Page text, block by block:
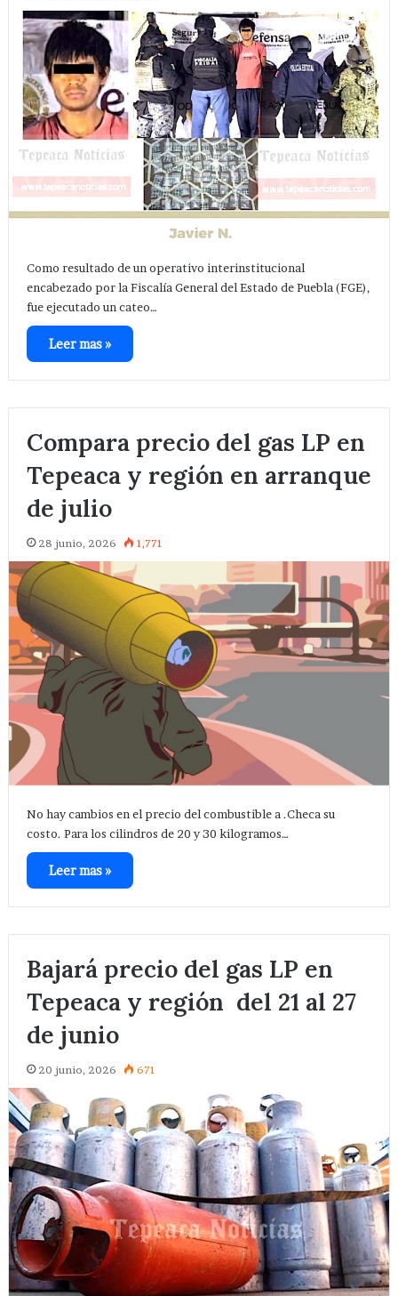
Como resultado de un operativo interinstitucional
encabezado por la Fiscalía General del Estado de Puebla (FGE),
fue ejecutado un cateo…
Leer mas »
Compara precio del gas LP en
Tepeaca y región en arranque
de julio
28 junio, 2026 1,771
No hay cambios en el precio del combustible a .Checa su
costo. Para los cilindros de 20 y 30 kilogramos…
Leer mas »
Bajará precio del gas LP en
Tepeaca y región del 21 al 27
de junio
20 junio, 2026 671